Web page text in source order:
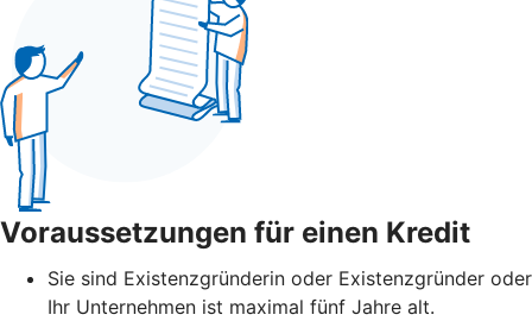
Voraussetzungen für einen Kredit
Sie sind Existenzgründerin oder Existenzgründer oder
Ihr Unternehmen ist maximal fünf Jahre alt.